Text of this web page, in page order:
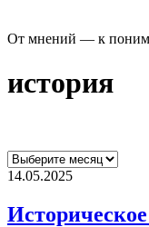
От мнений — к
история
14.05.2025